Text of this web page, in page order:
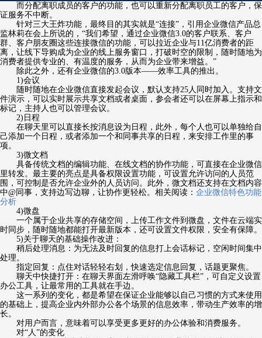
而分配离职成员的客户的功能，也可以重新分配离职员工的客户，保
证服务不中断。
针对三大王炸功能，最终目的其实就是“连接”，引用企业微信产品总
监林莉在会上所说的，“我们希望，通过企业微信3.0的客户联系、客户
群、客户朋友圈这些连接微信的功能，可以拉近企业与11亿消费者的距
离，让线下导购成为企业的线上服务窗口，打破时空的限制，随时随地为
消费者提供专业的、有温度的服务，从而为企业带来增益。”
除此之外，还有企业微信的3.0版本——效率工具的推出。
1)会议
随时随地在企业微信直接发起会议，默认支持25人同时加入。支持文
件演示，可以实时展示共享文档或者桌面，参会者还可以在屏幕上指示和
标记，主持人也可以管理会议。
2)日程
在聊天里可以直接长按消息设为日程，此外，每个人也可以单独给自
己添加一个日程，或者添加一个和同事共享的日程，来安排工作里的事
项。
3)微文档
具备传统文档的编辑功能、在线文档的协作功能，可直接在企业微信
里转发。最主要的亮点是具备权限设置功能，可设置允许访问的人员范
围，可控制是否允许企业外的人员访问。此外，微文档还支持在文档内容
中@同事，支持边写边聊，让协作更轻松。相关阅读： 企业微信特色功能
分析
4)微盘
一个属于企业共享的存储空间，上传工作文件到微盘，文件在云端实
时同步，随时随地都能打开最新版本，还可设置文件权限，安全有保障。
5)关于聊天的基础操作改进：
稍后处理消息：为无法及时回复的信息打上会话标记，空闲时间集中
处理。
指定回复：点住对话轻轻右划，快速选定信息回复，话题更聚焦。
聊天中快捷打开：在聊天界面左滑呼唤“隐藏工具栏”，可自定义设置
办公工具，让最常用的工具就在手边。
这一系列的变化，都是希望在保证企业能够以自己习惯的方式来使用
的基础上，提高企业内外部办公各个场景的信息效率，带动生产效率的增
长。
对用户而言，意味着可以享受更多更好的办公体验和消费服务。
对“人”的变化